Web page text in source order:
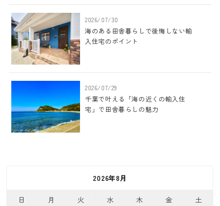
2026/07/30
海のある田舎暮らしで後悔しない輸
入住宅のポイント
2026/07/29
千葉で叶える「海の近くの輸入住
宅」で田舎暮らしの魅力
2026年8月
日 月 火 水 木 金 土